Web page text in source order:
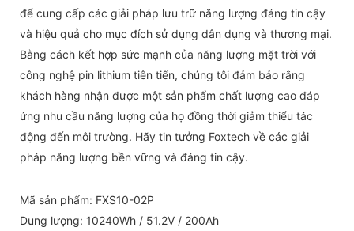
để cung cấp các giải pháp lưu trữ năng lượng đáng tin cậy
và hiệu quả cho mục đích sử dụng dân dụng và thương mại.
Bằng cách kết hợp sức mạnh của năng lượng mặt trời với
công nghệ pin lithium tiên tiến, chúng tôi đảm bảo rằng
khách hàng nhận được một sản phẩm chất lượng cao đáp
ứng nhu cầu năng lượng của họ đồng thời giảm thiểu tác
động đến môi trường. Hãy tin tưởng Foxtech về các giải
pháp năng lượng bền vững và đáng tin cậy.
Mã sản phẩm: FXS10-02P
Dung lượng: 10240Wh / 51.2V / 200Ah